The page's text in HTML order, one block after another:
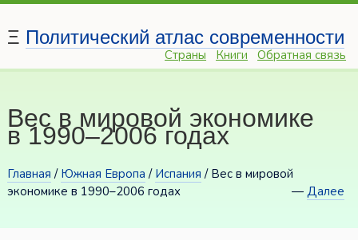
Ξ Политический атлас современности
Страны Книги Обратная связь
Вес в мировой экономике
в 1990–2006 годах
Главная / Южная Европа / Испания / Вес в мировой
экономике в 1990–2006 годах
—Далее